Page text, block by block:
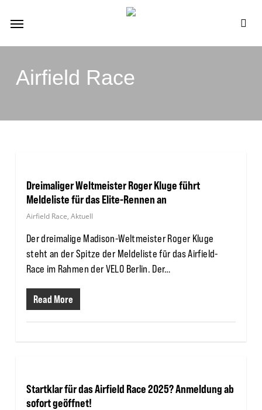
Menu
Airfield Race
Dreimaliger Weltmeister Roger Kluge führt
Meldeliste für das Elite-Rennen an
Airfield Race, Aktuell
Der dreimalige Madison-Weltmeister Roger Kluge
steht an der Spitze der Meldeliste für das Airfield-
Race im Rahmen der VELO Berlin. Der…
Read More
Startklar für das Airfield Race 2025? Anmeldung ab
sofort geöffnet!